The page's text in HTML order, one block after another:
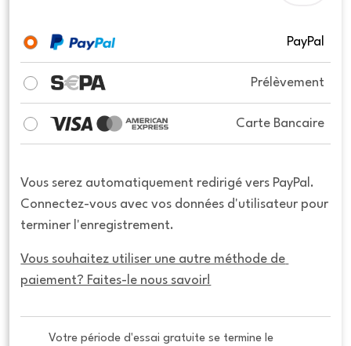
PayPal
Prélèvement
Carte Bancaire
Vous serez automatiquement redirigé vers PayPal.
Connectez-vous avec vos données d'utilisateur pour
terminer l'enregistrement.
Vous souhaitez utiliser une autre méthode de
paiement? Faites-le nous savoir!